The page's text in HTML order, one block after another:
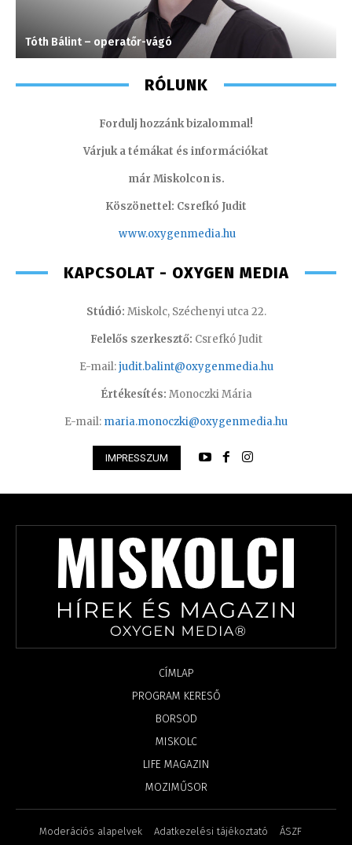
Tóth Bálint – operatőr-vágó
RÓLUNK
Fordulj hozzánk bizalommal!
Várjuk a témákat és információkat
már Miskolcon is.
Köszönettel: Csrefkó Judit
www.oxygenmedia.hu
KAPCSOLAT - OXYGEN MEDIA
Stúdió: Miskolc, Széchenyi utca 22.
Felelős szerkesztő: Csrefkó Judit
E-mail:judit.balint@oxygenmedia.hu
Értékesítés: Monoczki Mária
E-mail: maria.monoczki@oxygenmedia.hu
IMPRESSZUM
CÍMLAP
PROGRAM KERESŐ
BORSOD
MISKOLC
LIFE MAGAZIN
MOZIMŰSOR
Moderációs alapelvek Adatkezelési tájékoztató ÁSZF